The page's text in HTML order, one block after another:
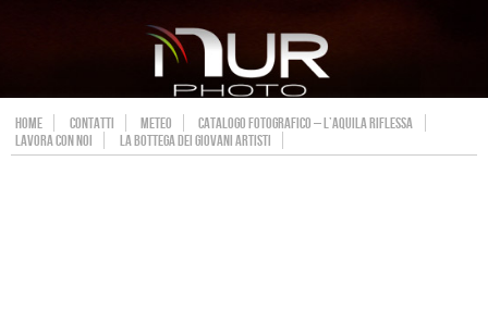
HOME CONTATTI METEO
CATALOGO FOTOGRAFICO – L’AQUILA RIFLESSA
LAVORA CON NOI
LA BOTTEGA DEI GIOVANI ARTISTI